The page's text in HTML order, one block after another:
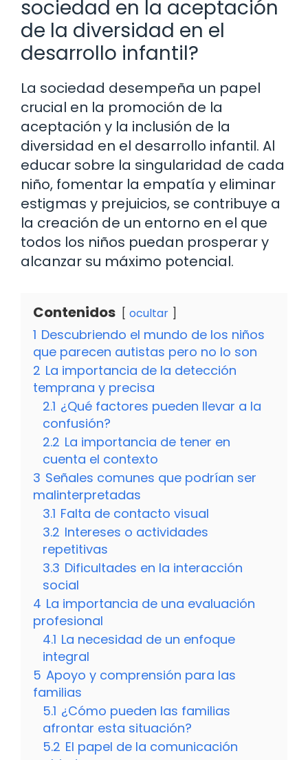
sociedad en la aceptación
de la diversidad en el
desarrollo infantil?
La sociedad desempeña un papel
crucial en la promoción de la
aceptación y la inclusión de la
diversidad en el desarrollo infantil. Al
educar sobre la singularidad de cada
niño, fomentar la empatía y eliminar
estigmas y prejuicios, se contribuye a
la creación de un entorno en el que
todos los niños puedan prosperar y
alcanzar su máximo potencial.
Contenidos ocultar
1 Descubriendo el mundo de los niños
que parecen autistas pero no lo son
2 La importancia de la detección
temprana y precisa
2.1 ¿Qué factores pueden llevar a la
confusión?
2.2 La importancia de tener en
cuenta el contexto
3 Señales comunes que podrían ser
malinterpretadas
3.1 Falta de contacto visual
3.2 Intereses o actividades
repetitivas
3.3 Dificultades en la interacción
social
4 La importancia de una evaluación
profesional
4.1 La necesidad de un enfoque
integral
5 Apoyo y comprensión para las
familias
5.1 ¿Cómo pueden las familias
afrontar esta situación?
5.2 El papel de la comunicación